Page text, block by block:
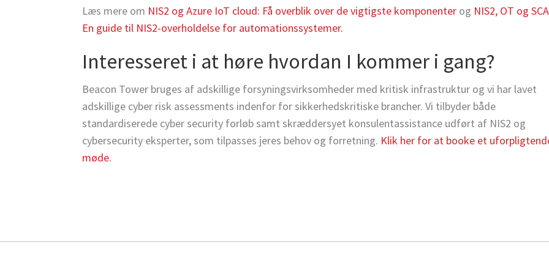
Læs mere om NIS2 og Azure IoT cloud: Få overblik over de vigtigste komponenter og NIS2, OT og
En guide til NIS2-overholdelse for automationssystemer.
Interesseret i at høre hvordan I kommer i gang?
Beacon Tower bruges af adskillige forsyningsvirksomheder med kritisk infrastruktur og vi har lavet
adskillige cyber risk assessments indenfor for sikkerhedskritiske brancher. Vi tilbyder både
standardiserede cyber security forløb samt skræddersyet konsulentassistance udført af NIS2 og
cybersecurity eksperter, som tilpasses jeres behov og forretning. Klik her for at booke et
møde.